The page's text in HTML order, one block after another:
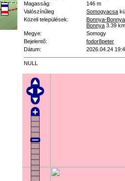
Magasság:
146 m
Valószínűleg
Somogyacsa
Közeli települések:
Bonnya-
Bonnya 3.39 km
Megye:
Somogy
Bejelentő:
fodor8peter
Dátum:
2026.04.24
NULL